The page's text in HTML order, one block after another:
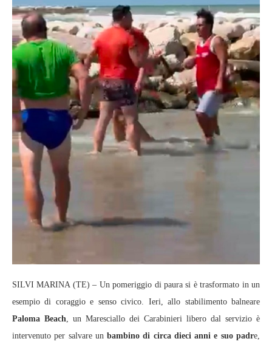
SILVI MARINA (TE) – Un pomeriggio di paura si è trasformato in un
esempio di coraggio e senso civico. Ieri, allo stabilimento balneare
Paloma Beach , un Maresciallo dei Carabinieri libero dal servizio è
intervenuto per salvare unbambino di circa dieci anni e suo padre,